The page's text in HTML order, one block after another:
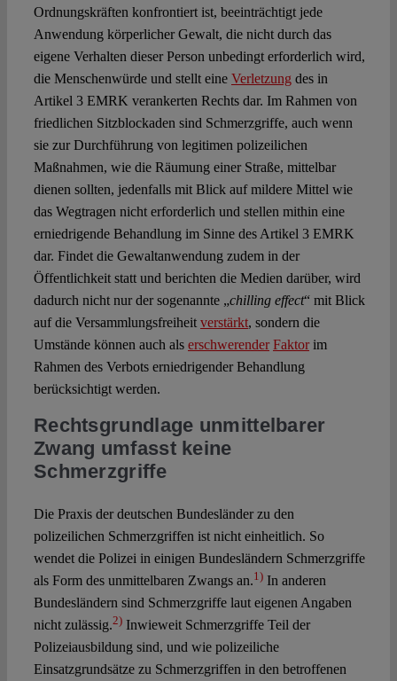
Ordnungskräften konfrontiert ist, beeinträchtigt jede
Anwendung körperlicher Gewalt, die nicht durch das
eigene Verhalten dieser Person unbedingt erforderlich wird,
die Menschenwürde und stellt eine Verletzung des in
Artikel 3 EMRK verankerten Rechts dar. Im Rahmen von
friedlichen Sitzblockaden sind Schmerzgriffe, auch wenn
sie zur Durchführung von legitimen polizeilichen
Maßnahmen, wie die Räumung einer Straße, mittelbar
dienen sollten, jedenfalls mit Blick auf mildere Mittel wie
das Wegtragen nicht erforderlich und stellen mithin eine
erniedrigende Behandlung im Sinne des Artikel 3 EMRK
dar. Findet die Gewaltanwendung zudem in der
Öffentlichkeit statt und berichten die Medien darüber, wird
dadurch nicht nur der sogenannte „chilling effect“ mit Blick
auf die Versammlungsfreiheit verstärkt, sondern die
Umstände können auch als erschwerender Faktorim
Rahmen des Verbots erniedrigender Behandlung
berücksichtigt werden.
Rechtsgrundlage unmittelbarer
Zwang umfasst keine
Schmerzgriffe
Die Praxis der deutschen Bundesländer zu den
polizeilichen Schmerzgriffen ist nicht einheitlich. So
wendet die Polizei in einigen Bundesländern Schmerzgriffe
als Form des unmittelbaren Zwangs an.1)In anderen
Bundesländern sind Schmerzgriffe laut eigenen Angaben
nicht zulässig.2)Inwieweit Schmerzgriffe Teil der
Polizeiausbildung sind, und wie polizeiliche
Einsatzgrundsätze zu Schmerzgriffen in den betroffenen